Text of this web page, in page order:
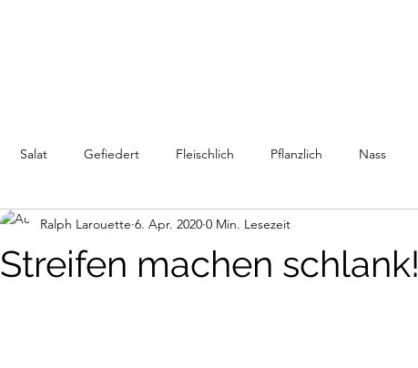
Salat Gefiedert Fleischlich Pflanzlich Nass
Streifen machen schlank!
Ralph Larouette 6. Apr. 2020 0 Min. Lesezeit